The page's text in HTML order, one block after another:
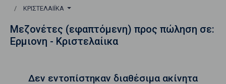
ΚΡΙΣΤΕΛΑΊΙΚΑ
Μεζονέτες (εφαπτόμενη) προς πώληση σε:
Ερμιονη - Κριστελαίικα
Δεν εντοπίστηκαν διαθέσιμα ακίνητα